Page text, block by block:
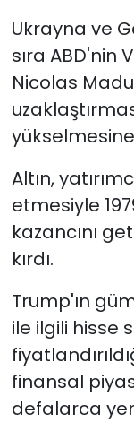
Ukrayna ve
sıra ABD'nin
Nicolas
Altın,
etmesiyle
kazancını
kırdı.
Trump'ın
ile ilgili hisse
finansal
defalarca